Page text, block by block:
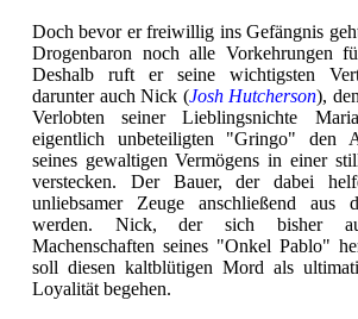
Doch bevor er freiwillig ins Gefängnis
Drogenbaron noch alle Vorkehrungen
Deshalb ruft er seine wichtigsten
darunter auch Nick (Josh Hutcherson),
Verlobten seiner Lieblingsnichte
eigentlich unbeteiligten "Gringo" den
seines gewaltigen Vermögens in einer
verstecken. Der Bauer, der dabei
unliebsamer Zeuge anschließend aus
werden. Nick, der sich bisher
Machenschaften seines "Onkel Pablo"
soll diesen kaltblütigen Mord als
Loyalität begehen.